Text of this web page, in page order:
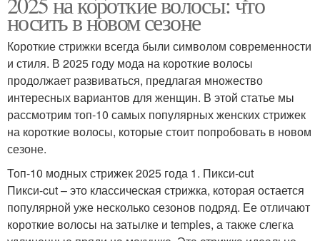
носить в новом сезоне
Короткие стрижки всегда были символом современности
и стиля. В 2025 году мода на короткие волосы
продолжает развиваться, предлагая множество
интересных вариантов для женщин. В этой статье мы
рассмотрим топ-10 самых популярных женских стрижек
на короткие волосы, которые стоит попробовать в новом
сезоне.
Топ-10 модных стрижек 2025 года 1. Пикси-cut
Пикси-cut – это классическая стрижка, которая остается
популярной уже несколько сезонов подряд. Ее отличают
короткие волосы на затылке и temples, а также слегка